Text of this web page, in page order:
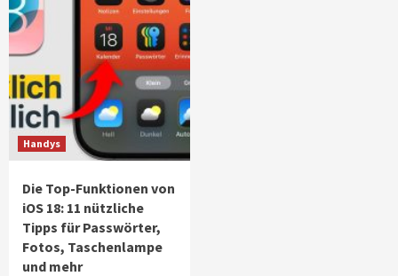
Handys
Die Top-Funktionen von
iOS 18: 11 nützliche
Tipps für Passwörter,
Fotos, Taschenlampe
und mehr